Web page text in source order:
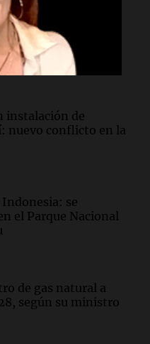
de la bomba
instalación de
nuevo conflicto en la
se
el Parque Nacional
de gas natural a
según su ministro